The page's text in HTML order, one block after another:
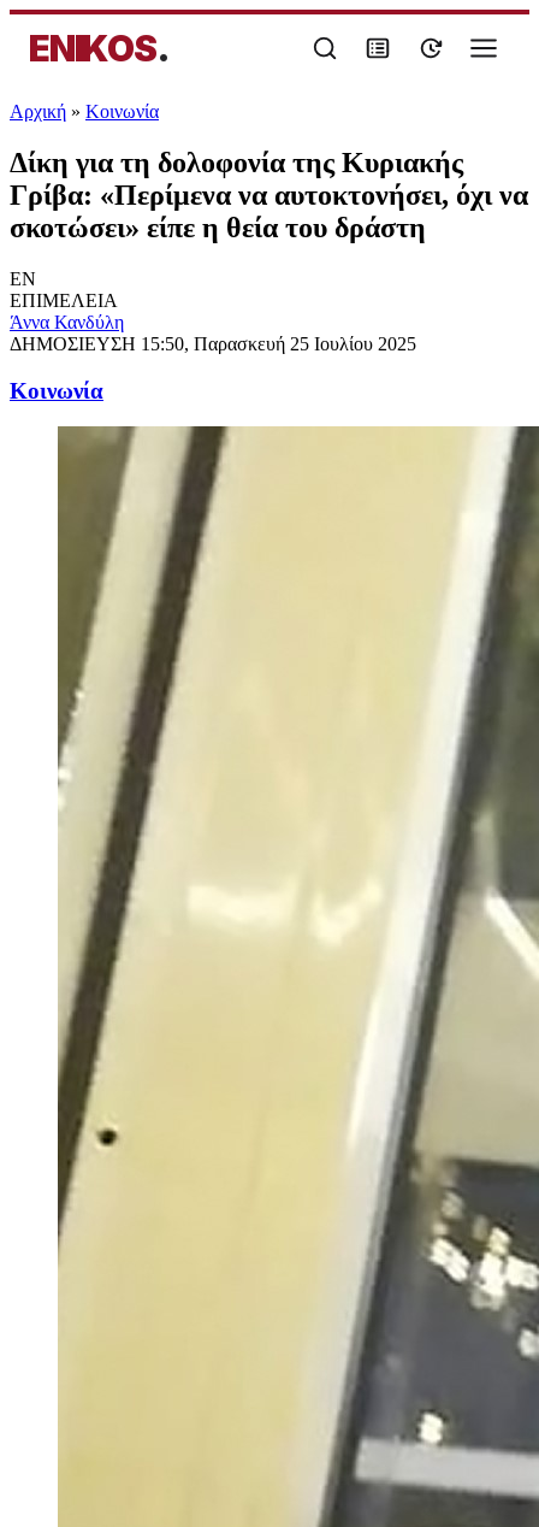
ENIKOS.
Αρχική » Κοινωνία
Δίκη για τη δολοφονία της Κυριακής
Γρίβα: «Περίμενα να αυτοκτονήσει, όχι να
σκοτώσει» είπε η θεία του δράστη
EN
ΕΠΙΜΕΛΕΙΑ
Άννα Κανδύλη
ΔΗΜΟΣΙΕΥΣΗ 15:50, Παρασκευή 25 Ιουλίου 2025
Κοινωνία